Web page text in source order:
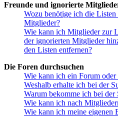
Freunde und ignorierte
Wozu benötige ich die
Mitglieder?
Wie kann ich Mitglieder zur
der ignorierten Mitglieder
den Listen entfernen?
Die Foren durchsuchen
Wie kann ich ein Forum oder
Weshalb erhalte ich bei der
Warum bekomme ich bei der
Wie kann ich nach
Wie kann ich meine eigenen